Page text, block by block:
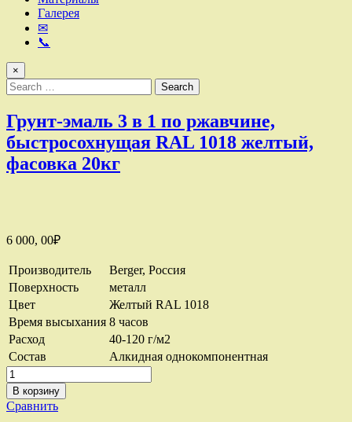
Галерея
✉
📞
×
Search
for:
Грунт-эмаль 3 в 1 по ржавчине,
быстросохнущая RAL 1018 желтый,
фасовка 20кг
6 000, 00₽
Производитель
Berger, Россия
Поверхность
металл
Цвет
Желтый RAL 1018
Время высыхания 8 часов
Расход
40-120 г/м2
Состав
Алкидная однокомпонентная
Количество
товара
Грунт-
эмаль
В корзину
Сравнить